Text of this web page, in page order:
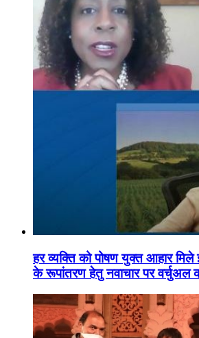
हर व्यक्ति को पोषण युक्त आहार मिले
के रूपांतरण हेतु नवाचार पर वर्चुअल